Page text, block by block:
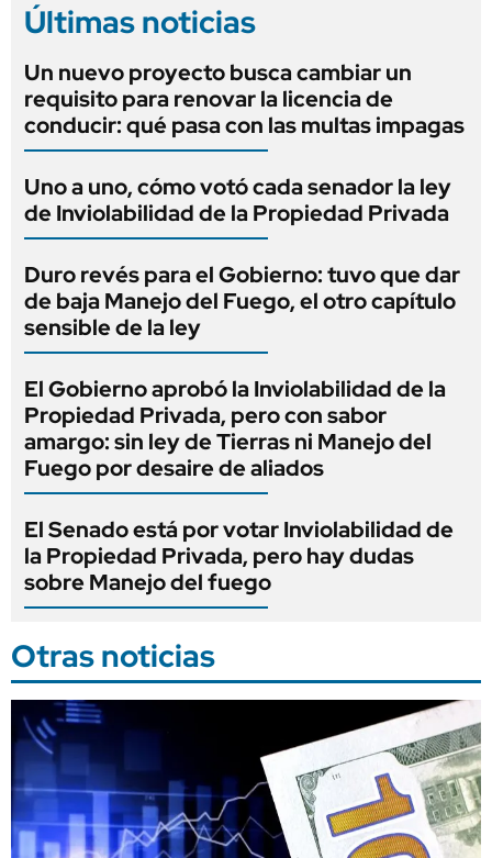
Últimas noticias
Un nuevo proyecto busca cambiar un
requisito para renovar la licencia de
conducir: qué pasa con las multas impagas
Uno a uno, cómo votó cada senador la ley
de Inviolabilidad de la Propiedad Privada
Duro revés para el Gobierno: tuvo que dar
de baja Manejo del Fuego, el otro capítulo
sensible de la ley
El Gobierno aprobó la Inviolabilidad de la
Propiedad Privada, pero con sabor
amargo: sin ley de Tierras ni Manejo del
Fuego por desaire de aliados
El Senado está por votar Inviolabilidad de
la Propiedad Privada, pero hay dudas
sobre Manejo del fuego
Otras noticias